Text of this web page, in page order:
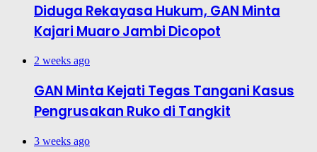
Diduga Rekayasa Hukum, GAN Minta
Kajari Muaro Jambi Dicopot
2 weeks ago
GAN Minta Kejati Tegas Tangani Kasus
Pengrusakan Ruko di Tangkit
3 weeks ago